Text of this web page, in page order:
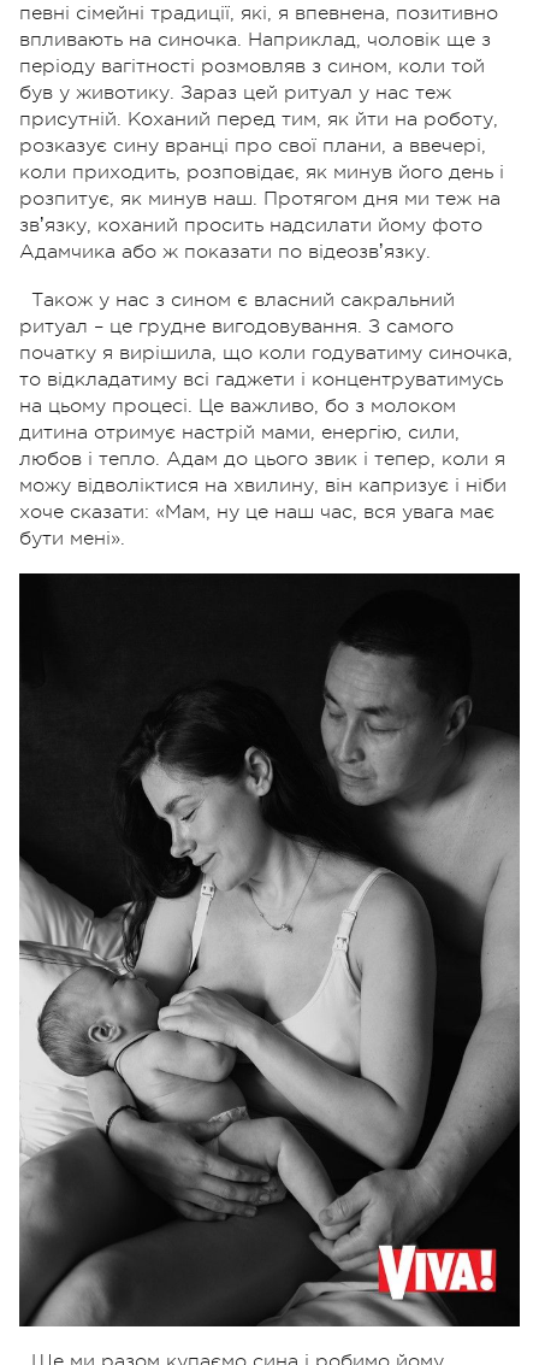
певні сімейні традиції, які, я впевнена, позитивно
впливають на синочка. Наприклад, чоловік ще з
періоду вагітності розмовляв з сином, коли той
був у животику. Зараз цей ритуал у нас теж
присутній. Коханий перед тим, як йти на роботу,
розказує сину вранці про свої плани, а ввечері,
коли приходить, розповідає, як минув його день і
розпитує, як минув наш. Протягом дня ми теж на
звʼязку, коханий просить надсилати йому фото
Адамчика або ж показати по відеозвʼязку.
Також у нас з сином є власний сакральний
ритуал – це грудне вигодовування. З самого
початку я вирішила, що коли годуватиму синочка,
то відкладатиму всі гаджети і концентруватимусь
на цьому процесі. Це важливо, бо з молоком
дитина отримує настрій мами, енергію, сили,
любов і тепло. Адам до цього звик і тепер, коли я
можу відволіктися на хвилину, він капризує і ніби
хоче сказати: «Мам, ну це наш час, вся увага має
бути мені».